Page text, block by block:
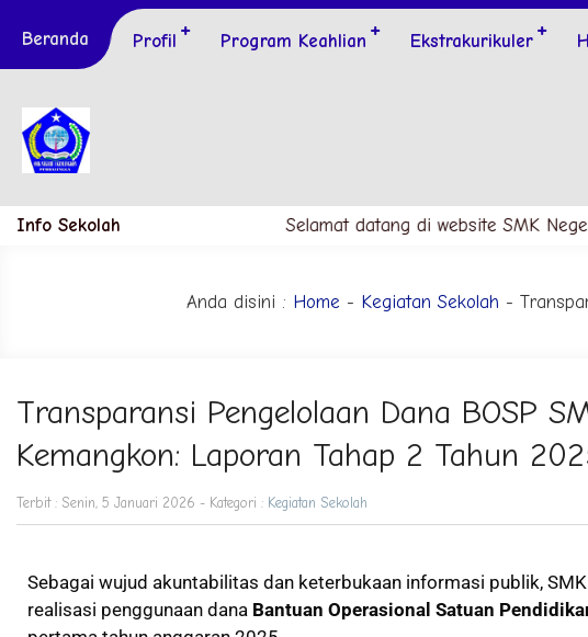
Beranda Profil Program Keahlian Ekstrakurikuler
Info Sekolah Selamat datang di website SMK Negeri
Anda disini : Home - Kegiatan Sekolah -
Transparansi Pengelolaan Dana BOSP
Kemangkon: Laporan Tahap 2 Tahun
Terbit : Senin, 5 Januari 2026 - Kategori : Kegiatan Sekolah
Sebagai wujud akuntabilitas dan keterbukaan informasi publik,
realisasi penggunaan dana Bantuan Operasional Satuan